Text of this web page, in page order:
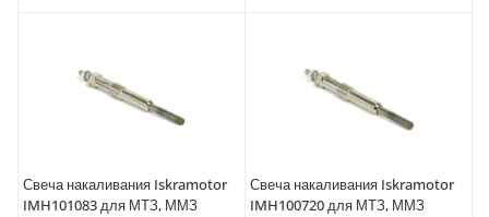
Свеча накаливания Iskramotor
IMH101083 для МТЗ, ММЗ
Свеча накаливания Iskramotor
IMH100720 для МТЗ, ММЗ